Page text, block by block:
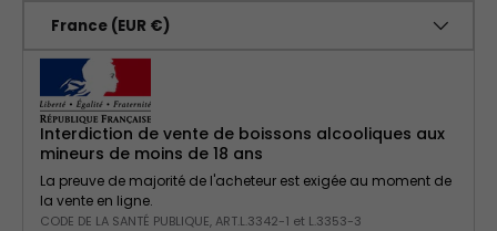
France (EUR €)
Interdiction de vente de boissons alcooliques aux
mineurs de moins de 18 ans
La preuve de majorité de l'acheteur est exigée au moment de
la vente en ligne.
CODE DE LA SANTÉ PUBLIQUE, ART.L.3342-1 et L.3353-3